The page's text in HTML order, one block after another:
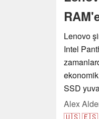
Lenovo
Intel
SSD
Alex